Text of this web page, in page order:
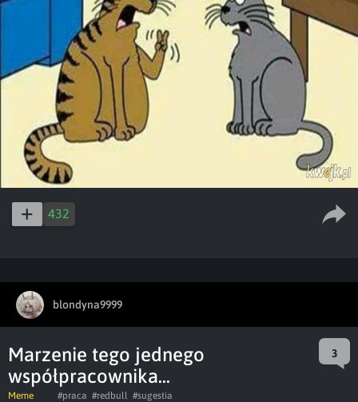
432
blondyna9999
Marzenie tego jednego
współpracownika...
3
Meme #praca #redbull #sugestia